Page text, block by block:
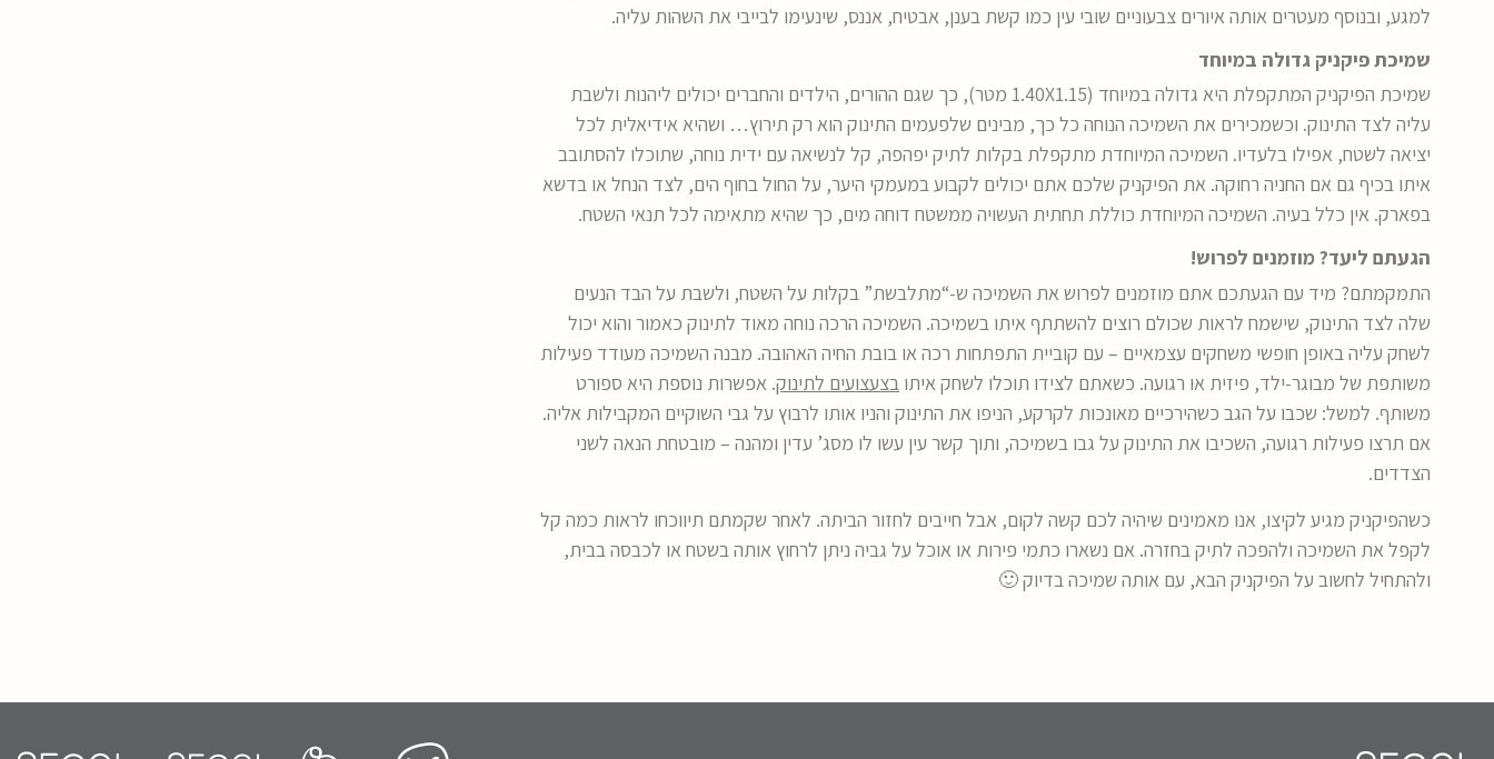
למגע, ובנוסף מעטרים אותה איורים צבעוניים שובי עין כמו קשת בענן, אבטיח, אננס, שינעימו לבייבי את השהות עליה.
שמיכת פיקניק גדולה במיוחד
שמיכת הפיקניק המתקפלת היא גדולה במיוחד (1.40X1.15 מטר), כך שגם ההורים, הילדים והחברים יכולים ליהנות ולשבת
עליה לצד התינוק. וכשמכירים את השמיכה הנוחה כל כך, מבינים שלפעמים התינוק הוא רק תירוץ… ושהיא אידיאלית לכל
יציאה לשטח, אפילו בלעדיו. השמיכה המיוחדת מתקפלת בקלות לתיק יפהפה, קל לנשיאה עם ידית נוחה, שתוכלו להסתובב
איתו בכיף גם אם החניה רחוקה. את הפיקניק שלכם אתם יכולים לקבוע במעמקי היער, על החול בחוף הים, לצד הנחל או בדשא
בפארק. אין כלל בעיה. השמיכה המיוחדת כוללת תחתית העשויה ממשטח דוחה מים, כך שהיא מתאימה לכל תנאי השטח.
הגעתם ליעד? מוזמנים לפרוש!
התמקמתם? מיד עם הגעתכם אתם מוזמנים לפרוש את השמיכה ש-“מתלבשת” בקלות על השטח, ולשבת על הבד הנעים
שלה לצד התינוק, שישמח לראות שכולם רוצים להשתתף איתו בשמיכה. השמיכה הרכה נוחה מאוד לתינוק כאמור והוא יכול
לשחק עליה באופן חופשי משחקים עצמאיים – עם קוביית התפתחות רכה או בובת החיה האהובה. מבנה השמיכה מעודד פעילות
משותפת של מבוגר-ילד, פיזית או רגועה. כשאתם לצידו תוכלו לשחק איתו בצעצועים לתינוק. אפשרות נוספת היא ספורט
משותף. למשל: שכבו על הגב כשהירכיים מאונכות לקרקע, הניפו את התינוק והניו אותו לרבוץ על גבי השוקיים המקבילות אליה.
אם תרצו פעילות רגועה, השכיבו את התינוק על גבו בשמיכה, ותוך קשר עין עשו לו מסג’ עדין ומהנה – מובטחת הנאה לשני
הצדדים.
כשהפיקניק מגיע לקיצו, אנו מאמינים שיהיה לכם קשה לקום, אבל חייבים לחזור הביתה. לאחר שקמתם תיווכחו לראות כמה קל
לקפל את השמיכה ולהפכה לתיק בחזרה. אם נשארו כתמי פירות או אוכל על גביה ניתן לרחוץ אותה בשטח או לכבסה בבית,
ולהתחיל לחשוב על הפיקניק הבא, עם אותה שמיכה בדיוק 🙂